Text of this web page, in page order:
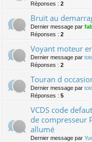
Réponses : 2
Bruit au
Dernier message par
Réponses : 2
Voyant moteur
Dernier message par
Réponses : 2
Touran d
Dernier message par
Réponses : 5
VCDS code
de compresseur
allumé
Dernier message par